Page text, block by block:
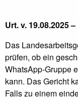
Urt. v. 19.08.2025
Das
prüfen, ob ein
WhatsApp-Gruppe
kann. Das Gericht
Falls zu einem